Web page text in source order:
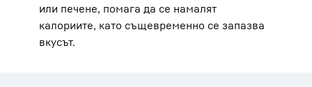
или печене, помага да се намалят
калориите, като същевременно се запазва
вкусът.